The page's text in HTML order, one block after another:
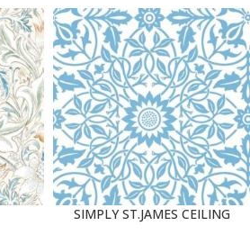
SIMPLY ST.JAMES CEILING